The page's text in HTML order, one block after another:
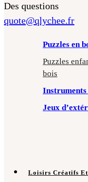
Des questions
quote@qlychee.fr
Puzzles en
Puzzles
bois
Instruments
Jeux
Loisirs Créatifs